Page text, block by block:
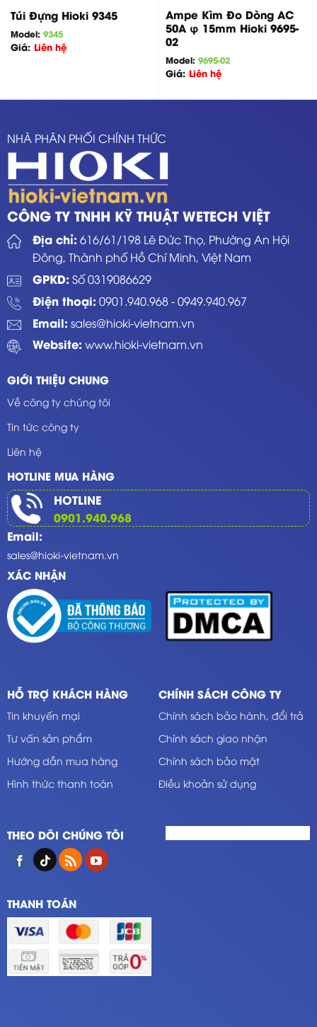
Túi Đựng Hioki 9345
Model: 9345
Giá: Liên hệ
Ampe Kìm Đo Dòng AC
50A φ 15mm Hioki 9695-
02
Model: 9695-02
Giá: Liên hệ
NHÀ PHÂN PHỐI CHÍNH THỨC
CÔNG TY TNHH KỸ THUẬT WETECH VIỆT
Địa chỉ: 616/61/198 Lê Đức Thọ, Phường An Hội
Đông, Thành phố Hồ Chí Minh, Việt Nam
GPKD: Số 0319086629
Điện thoại: 0901.940.968-0949.940.967
Email: sales@hioki-vietnam.vn
Website: www.hioki-vietnam.vn
GIỚI THIỆU CHUNG
Về công ty chúng tôi
Tin tức công ty
Liên hệ
HOTLINE MUA HÀNG
HOTLINE
0901.940.968
Email:
sales@hioki-vietnam.vn
XÁC NHẬN
HỖ TRỢ KHÁCH HÀNG
Tin khuyến mại
Tư vấn sản phẩm
Hướng dẫn mua hàng
Hình thức thanh toán
CHÍNH SÁCH CÔNG TY
Chính sách bảo hành, đổi trả
Chính sách giao nhận
Chính sách bảo mật
Điều khoản sử dụng
THEO DÕI CHÚNG TÔI
THANH TOÁN